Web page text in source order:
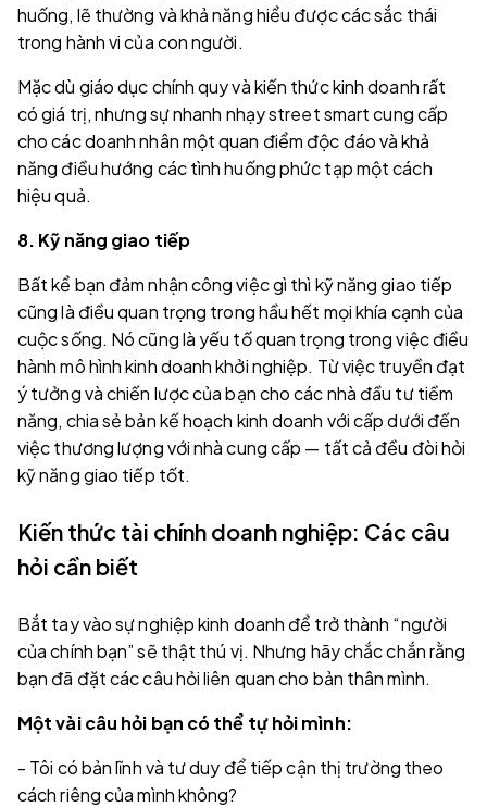
huống, lẽ thường và khả năng hiểu được các sắc thái
trong hành vi của con người.
Mặc dù giáo dục chính quy và kiến thức kinh doanh rất
có giá trị, nhưng sự nhanh nhạy street smart cung cấp
cho các doanh nhân một quan điểm độc đáo và khả
năng điều hướng các tình huống phức tạp một cách
hiệu quả.
8. Kỹ năng giao tiếp
Bất kể bạn đảm nhận công việc gì thì kỹ năng giao tiếp
cũng là điều quan trọng trong hầu hết mọi khía cạnh của
cuộc sống. Nó cũng là yếu tố quan trọng trong việc điều
hành mô hình kinh doanh khởi nghiệp. Từ việc truyền đạt
ý tưởng và chiến lược của bạn cho các nhà đầu tư tiềm
năng, chia sẻ bản kế hoạch kinh doanh với cấp dưới đến
việc thương lượng với nhà cung cấp — tất cả đều đòi hỏi
kỹ năng giao tiếp tốt.
Kiến thức tài chính doanh nghiệp: Các câu
hỏi cần biết
Bắt tay vào sự nghiệp kinh doanh để trở thành “người
của chính bạn” sẽ thật thú vị. Nhưng hãy chắc chắn rằng
bạn đã đặt các câu hỏi liên quan cho bản thân mình.
Một vài câu hỏi bạn có thể tự hỏi mình:
- Tôi có bản lĩnh và tư duy để tiếp cận thị trường theo
cách riêng của mình không?